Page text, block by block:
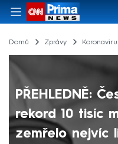
Domů Zprávy
PŘEHLEDNĚ:
rekord 10 tisíc
zemřelo nejvíc